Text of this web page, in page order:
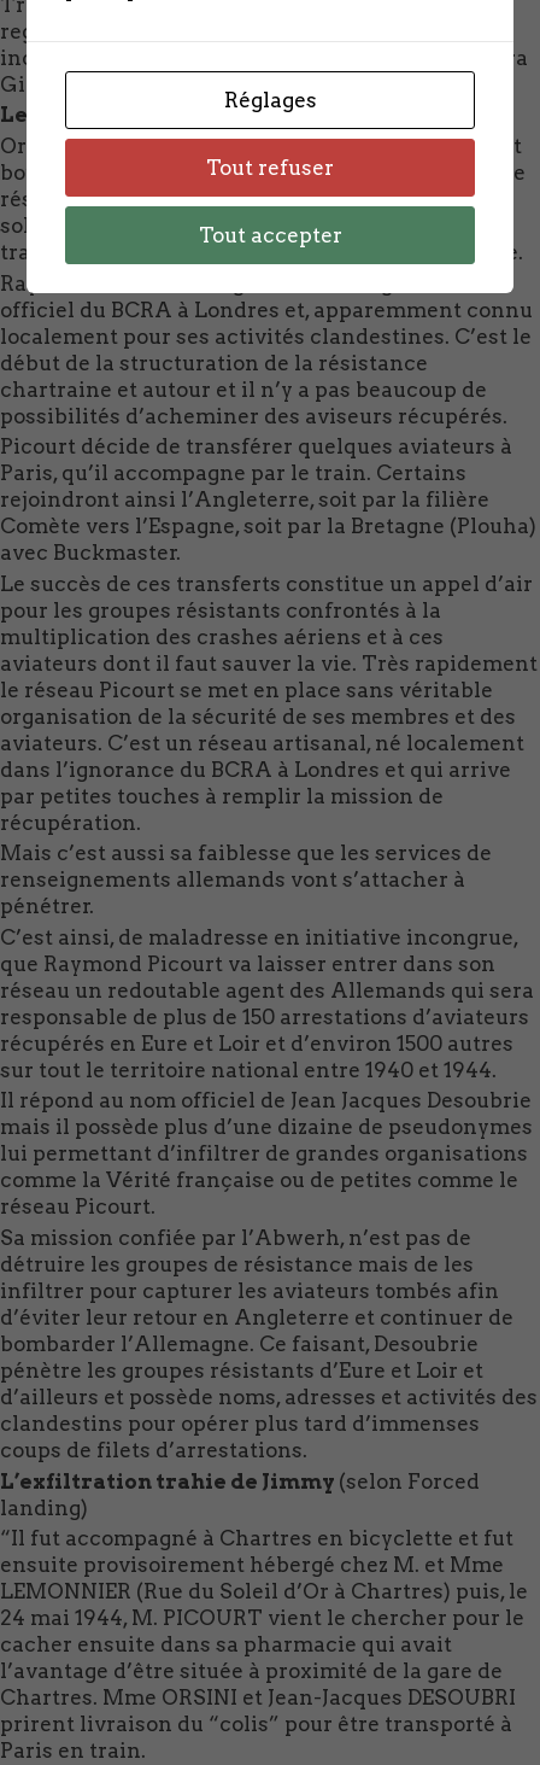
regret, d’accompagnateur pour une destination
inconnue de lui, mais il espère toujours que ce sera
Gibraltar.
Le réseau de récupération Picourt
Organisé par un pharmacien de Chartres qui tient
boutique avenue Jehan de Beauce, face à la gare, ce
réseau spontané s’est constitué en 1943 par la
sollicitation de certains résistants voulant
transférer des aviateurs tombés après leur crashe.
Raymond Picourt est agent de renseignement
officiel du BCRA à Londres et, apparemment connu
localement pour ses activités clandestines. C’est le
début de la structuration de la résistance
chartraine et autour et il n’y a pas beaucoup de
possibilités d’acheminer des aviseurs récupérés.
Picourt décide de transférer quelques aviateurs à
Paris, qu’il accompagne par le train. Certains
rejoindront ainsi l’Angleterre, soit par la filière
Comète vers l’Espagne, soit par la Bretagne (Plouha)
avec Buckmaster.
Le succès de ces transferts constitue un appel d’air
pour les groupes résistants confrontés à la
multiplication des crashes aériens et à ces
aviateurs dont il faut sauver la vie. Très rapidement
le réseau Picourt se met en place sans véritable
organisation de la sécurité de ses membres et des
aviateurs. C’est un réseau artisanal, né localement
dans l’ignorance du BCRA à Londres et qui arrive
par petites touches à remplir la mission de
récupération.
Mais c’est aussi sa faiblesse que les services de
renseignements allemands vont s’attacher à
pénétrer.
C’est ainsi, de maladresse en initiative incongrue,
que Raymond Picourt va laisser entrer dans son
réseau un redoutable agent des Allemands qui sera
responsable de plus de 150 arrestations d’aviateurs
récupérés en Eure et Loir et d’environ 1500 autres
sur tout le territoire national entre 1940 et 1944.
Il répond au nom officiel de Jean Jacques Desoubrie
mais il possède plus d’une dizaine de pseudonymes
lui permettant d’infiltrer de grandes organisations
comme la Vérité française ou de petites comme le
réseau Picourt.
Sa mission confiée par l’Abwerh, n’est pas de
détruire les groupes de résistance mais de les
infiltrer pour capturer les aviateurs tombés afin
d’éviter leur retour en Angleterre et continuer de
bombarder l’Allemagne. Ce faisant, Desoubrie
pénètre les groupes résistants d’Eure et Loir et
d’ailleurs et possède noms, adresses et activités des
clandestins pour opérer plus tard d’immenses
coups de filets d’arrestations.
L’exfiltration trahie de Jimmy (selon Forced
landing)
“Il fut accompagné à Chartres en bicyclette et fut
ensuite provisoirement hébergé chez M. et Mme
LEMONNIER (Rue du Soleil d’Or à Chartres) puis, le
24 mai 1944, M. PICOURT vient le chercher pour le
cacher ensuite dans sa pharmacie qui avait
l’avantage d’être située à proximité de la gare de
Chartres. Mme ORSINI et Jean-Jacques DESOUBRI
prirent livraison du “colis” pour être transporté à
Paris en train.
Réglages
Tout refuser
Tout accepter